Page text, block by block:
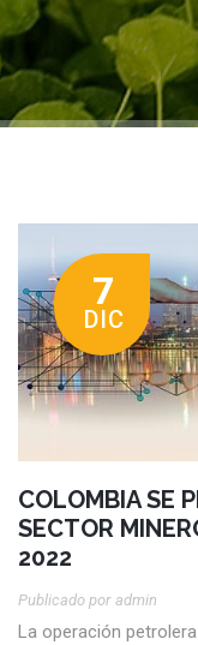
7
DIC
COLOMBIA SE
SECTOR
2022
Publicado por Admin
La operación